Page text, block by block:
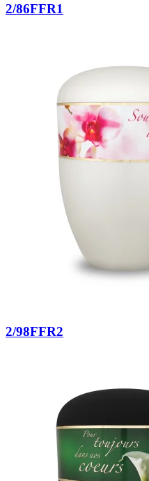
2/86FFR1
2/98FFR2